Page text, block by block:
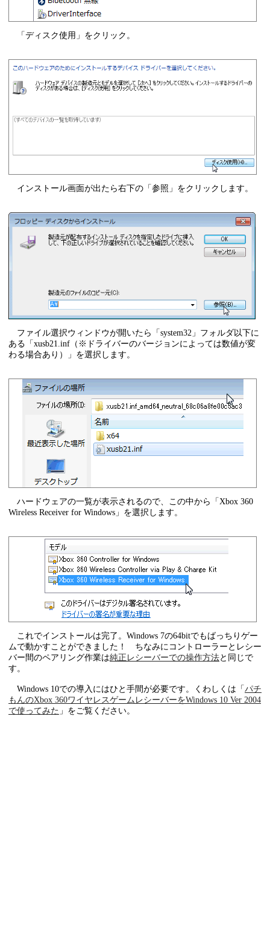
「ディスク使用」をクリック。
インストール画面が出たら右下の「参照」をクリックします。
ファイル選択ウィンドウが開いたら「system32」フォルダ以下に
ある「xusb21.inf（※ドライバーのバージョンによっては数値が変
わる場合あり）」を選択します。
ハードウェアの一覧が表示されるので、この中から「Xbox 360
Wireless Receiver for Windows」を選択します。
これでインストールは完了。Windows 7の64bitでもばっちりゲー
ムで動かすことができました！ ちなみにコントローラーとレシー
バー間のペアリング作業は純正レシーバーでの操作方法と同じで
す。
Windows 10での導入にはひと手間が必要です。くわしくは「パチ
もんのXbox 360ワイヤレスゲームレシーバーをWindows 10 Ver 2004
で使ってみた 」をご覧ください。